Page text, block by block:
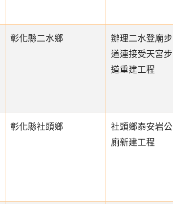
彰化縣二水鄉
辦理二水登廟步
道連接受天宮步
道重建工程
彰化縣社頭鄉
社頭鄉泰安岩公
廁新建工程